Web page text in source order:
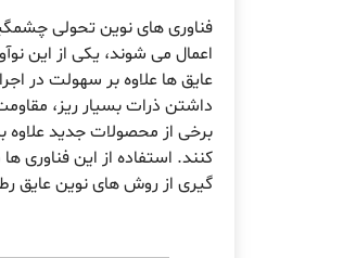
فناوری های نوین تحولی
اعمال می شوند، یکی از این
عایق ها علاوه بر سهولت در
داشتن ذرات بسیار ریز،
برخی از محصولات جدید
کنند. استفاده از این
گیری از روش های نوین عایق